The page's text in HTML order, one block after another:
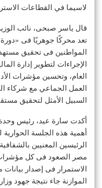
لاسيما في القطاعات
قال ياسر صبحى، نائب
تعد محركًا جوهريًا فى
المواطنين فى تحقيق
الإجراءات لتطوير إدارة
العام، وتحسين مؤشرات
العمل الجماعي مع شركاء
السبيل الأمثل لتحقيق
أكدت سارة عيد، رئيس وحدة
أهمية هذه الجلسة
الرئيسين المعنيين
مصر الصعود فى كل مؤشرات
الاستمرار فى إصدار
الموازنة جاء نتيجة جهود